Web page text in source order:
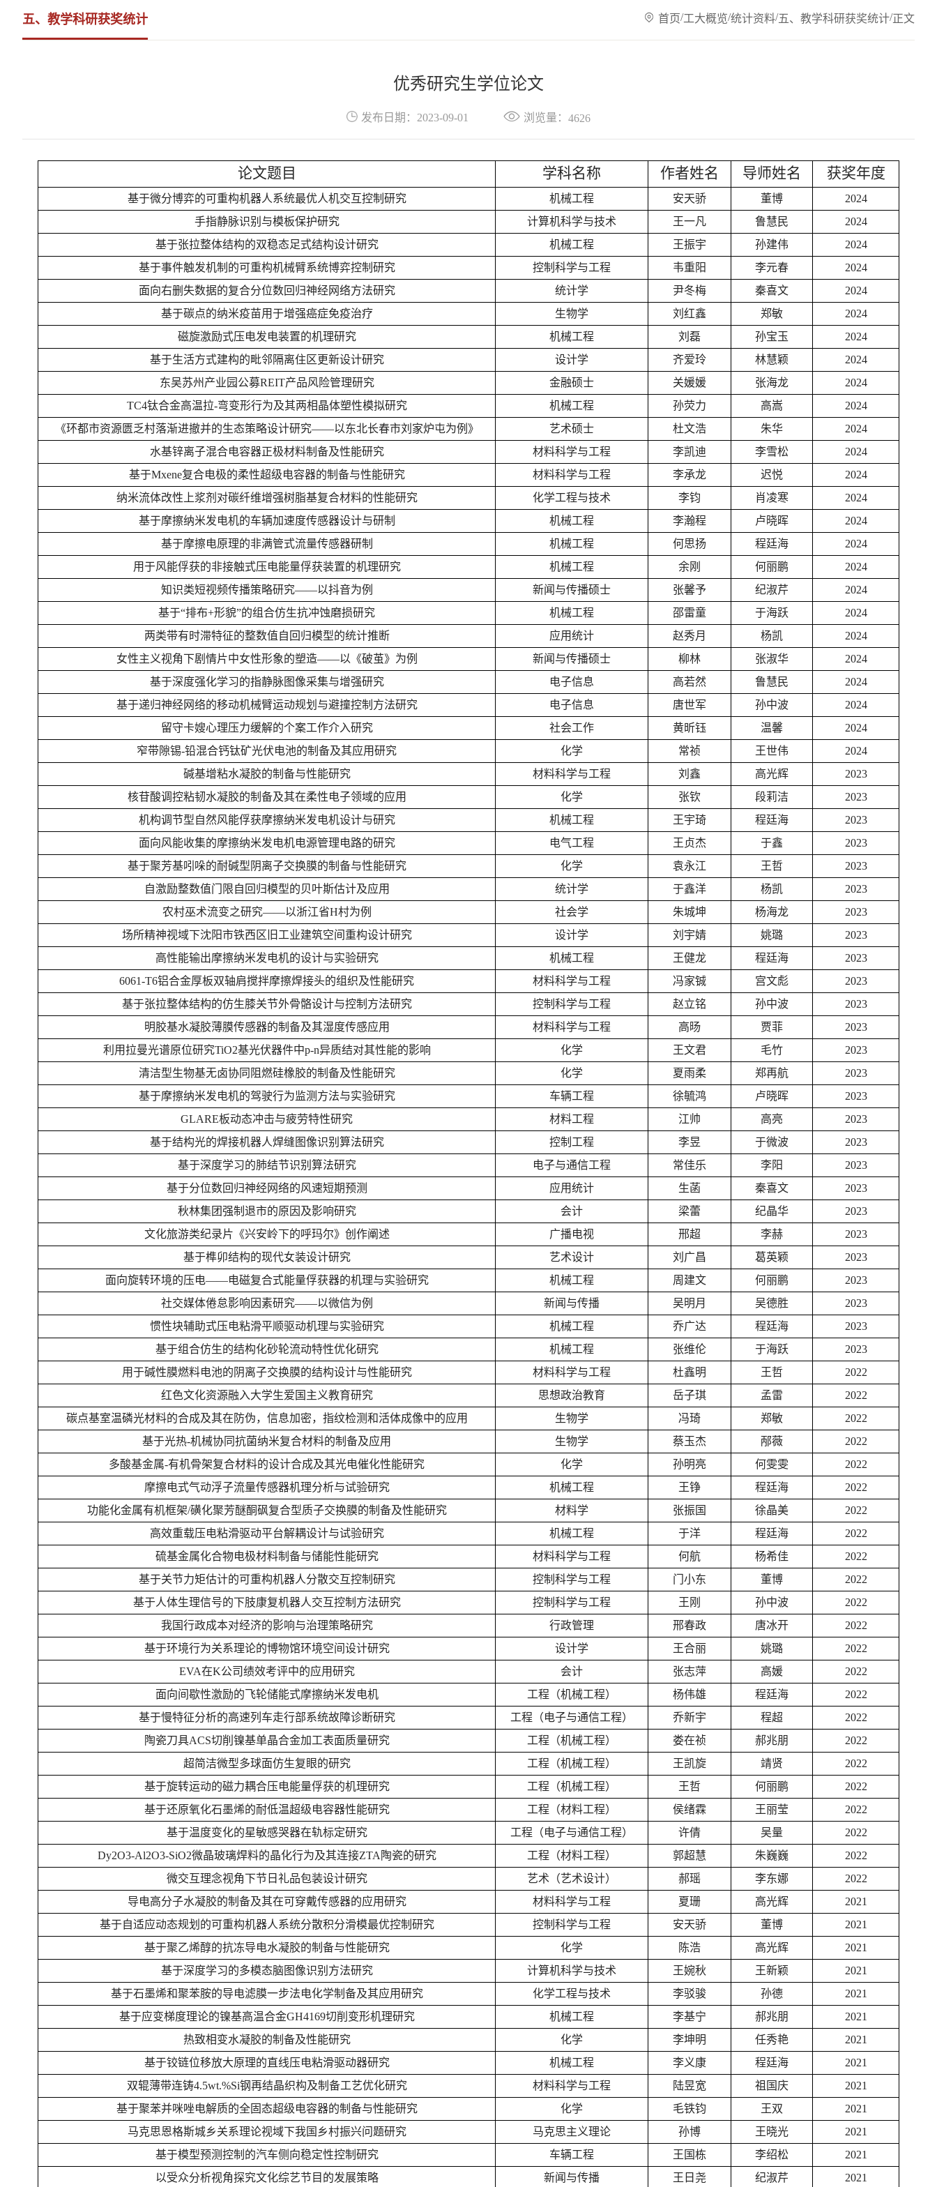
五、教学科研获奖统计 首页/工大概览/统计资料/五、教学科研获奖统计/正文
优秀研究生学位论文
发布日期：2023-09-01 浏览量： 4626
论文题目 学科名称 作者姓名 导师姓名 获奖年度
基于微分博弈的可重构机器人系统最优人机交互控制研究 机械工程 安天骄 董博
2024
手指静脉识别与模板保护研究
计算机科学与技术 王一凡 鲁慧民
2024
基于张拉整体结构的双稳态足式结构设计研究
机械工程 王振宇 孙建伟
2024
基于事件触发机制的可重构机械臂系统博弈控制研究
控制科学与工程 韦重阳 李元春
2024
面向右删失数据的复合分位数回归神经网络方法研究
统计学 尹冬梅 秦喜文
2024
基于碳点的纳米疫苗用于增强癌症免疫治疗
生物学 刘红鑫 郑敏
2024
磁旋激励式压电发电装置的机理研究
机械工程 刘磊 孙宝玉
2024
基于生活方式建构的毗邻隔离住区更新设计研究
设计学 齐爱玲 林慧颖
2024
东吴苏州产业园公募REIT产品风险管理研究
金融硕士 关媛媛 张海龙
2024
TC4钛合金高温拉-弯变形行为及其两相晶体塑性模拟研究
机械工程 孙荧力 高嵩
2024
《环都市资源匮乏村落渐进撤并的生态策略设计研究——以东北长春市刘家炉屯为例》
艺术硕士 杜文浩 朱华
2024
水基锌离子混合电容器正极材料制备及性能研究
材料科学与工程 李凯迪 李雪松
2024
基于Mxene复合电极的柔性超级电容器的制备与性能研究
材料科学与工程 李承龙 迟悦
2024
纳米流体改性上浆剂对碳纤维增强树脂基复合材料的性能研究
化学工程与技术 李钧 肖凌寒
2024
基于摩擦纳米发电机的车辆加速度传感器设计与研制
机械工程 李瀚程 卢晓晖
2024
基于摩擦电原理的非满管式流量传感器研制
机械工程 何思扬 程廷海
2024
用于风能俘获的非接触式压电能量俘获装置的机理研究
机械工程 余刚 何丽鹏
2024
知识类短视频传播策略研究——以抖音为例
新闻与传播硕士 张馨予 纪淑芹
2024
基于“排布+形貌”的组合仿生抗冲蚀磨损研究
机械工程 邵雷童 于海跃
2024
两类带有时滞特征的整数值自回归模型的统计推断
应用统计 赵秀月 杨凯
2024
女性主义视角下剧情片中女性形象的塑造——以《破茧》为例
新闻与传播硕士 柳林 张淑华
2024
基于深度强化学习的指静脉图像采集与增强研究
电子信息 高若然 鲁慧民
2024
基于递归神经网络的移动机械臂运动规划与避撞控制方法研究
电子信息 唐世军 孙中波
2024
留守卡嫂心理压力缓解的个案工作介入研究
社会工作 黄昕钰 温馨
2024
窄带隙锡-铅混合钙钛矿光伏电池的制备及其应用研究
化学 常祯 王世伟
2024
碱基增粘水凝胶的制备与性能研究
材料科学与工程 刘鑫 高光辉
2023
核苷酸调控粘韧水凝胶的制备及其在柔性电子领域的应用
化学 张钦 段莉洁
2023
机构调节型自然风能俘获摩擦纳米发电机设计与研究
机械工程 王宇琦 程廷海
2023
面向风能收集的摩擦纳米发电机电源管理电路的研究
电气工程 王贞杰 于鑫
2023
基于聚芳基吲哚的耐碱型阴离子交换膜的制备与性能研究
化学 袁永江 王哲
2023
自激励整数值门限自回归模型的贝叶斯估计及应用
统计学 于鑫洋 杨凯
2023
农村巫术流变之研究——以浙江省H村为例
社会学 朱城坤 杨海龙
2023
场所精神视域下沈阳市铁西区旧工业建筑空间重构设计研究
设计学 刘宇婧 姚璐
2023
高性能输出摩擦纳米发电机的设计与实验研究
机械工程 王健龙 程廷海
2023
6061-T6铝合金厚板双轴肩搅拌摩擦焊接头的组织及性能研究
材料科学与工程 冯家铖 宫文彪
2023
基于张拉整体结构的仿生膝关节外骨骼设计与控制方法研究
控制科学与工程 赵立铭 孙中波
2023
明胶基水凝胶薄膜传感器的制备及其湿度传感应用
材料科学与工程 高旸 贾菲
2023
利用拉曼光谱原位研究TiO2基光伏器件中p-n异质结对其性能的影响 化学 王文君 毛竹
2023
清洁型生物基无卤协同阻燃硅橡胶的制备及性能研究
化学 夏雨柔 郑再航
2023
基于摩擦纳米发电机的驾驶行为监测方法与实验研究
车辆工程 徐毓鸿 卢晓晖
2023
GLARE板动态冲击与疲劳特性研究
材料工程 江帅 高亮
2023
基于结构光的焊接机器人焊缝图像识别算法研究
控制工程 李昱 于微波
2023
基于深度学习的肺结节识别算法研究
电子与通信工程 常佳乐 李阳
2023
基于分位数回归神经网络的风速短期预测
应用统计 生菡 秦喜文
2023
秋林集团强制退市的原因及影响研究
会计 梁蕾 纪晶华
2023
文化旅游类纪录片《兴安岭下的呼玛尔》创作阐述
广播电视 邢超 李赫
2023
基于榫卯结构的现代女装设计研究
艺术设计 刘广昌 葛英颖
2023
面向旋转环境的压电——电磁复合式能量俘获器的机理与实验研究
机械工程 周建文 何丽鹏
2023
社交媒体倦怠影响因素研究——以微信为例
新闻与传播 吴明月 吴德胜
2023
惯性块辅助式压电粘滑平顺驱动机理与实验研究
机械工程 乔广达 程廷海
2023
基于组合仿生的结构化砂轮流动特性优化研究
机械工程 张维伦 于海跃
2023
用于碱性膜燃料电池的阴离子交换膜的结构设计与性能研究
材料科学与工程 杜鑫明 王哲
2022
红色文化资源融入大学生爱国主义教育研究
思想政治教育 岳子琪 孟雷
2022
碳点基室温磷光材料的合成及其在防伪，信息加密，指纹检测和活体成像中的应用
生物学 冯琦 郑敏
2022
基于光热-机械协同抗菌纳米复合材料的制备及应用
生物学 蔡玉杰 邴薇
2022
多酸基金属-有机骨架复合材料的设计合成及其光电催化性能研究
化学 孙明亮 何雯雯
2022
摩擦电式气动浮子流量传感器机理分析与试验研究
机械工程 王铮 程廷海
2022
功能化金属有机框架/磺化聚芳醚酮砜复合型质子交换膜的制备及性能研究
材料学 张振国 徐晶美
2022
高效重载压电粘滑驱动平台解耦设计与试验研究
机械工程 于洋 程廷海
2022
硫基金属化合物电极材料制备与储能性能研究
材料科学与工程 何航 杨希佳
2022
基于关节力矩估计的可重构机器人分散交互控制研究
控制科学与工程 门小东 董博
2022
基于人体生理信号的下肢康复机器人交互控制方法研究
控制科学与工程 王刚 孙中波
2022
我国行政成本对经济的影响与治理策略研究
行政管理 邢春政 唐冰开
2022
基于环境行为关系理论的博物馆环境空间设计研究
设计学 王合丽 姚璐
2022
EVA在K公司绩效考评中的应用研究
会计 张志萍 高媛
2022
面向间歇性激励的飞轮储能式摩擦纳米发电机
工程（机械工程） 杨伟雄 程廷海
2022
基于慢特征分析的高速列车走行部系统故障诊断研究
工程（电子与通信工程） 乔新宇 程超
2022
陶瓷刀具ACS切削镍基单晶合金加工表面质量研究
工程（机械工程） 娄在祯 郝兆朋
2022
超简洁微型多球面仿生复眼的研究
工程（机械工程） 王凯旋 靖贤
2022
基于旋转运动的磁力耦合压电能量俘获的机理研究
工程（机械工程） 王哲 何丽鹏
2022
基于还原氧化石墨烯的耐低温超级电容器性能研究
工程（材料工程） 侯绪霖 王丽莹
2022
基于温度变化的星敏感哭器在轨标定研究
工程（电子与通信工程） 许倩 吴量
2022
Dy2O3-Al2O3-SiO2微晶玻璃焊料的晶化行为及其连接ZTA陶瓷的研究
工程（材料工程） 郭超慧 朱巍巍
2022
微交互理念视角下节日礼品包装设计研究
艺术（艺术设计） 郝瑶 李东娜
2022
导电高分子水凝胶的制备及其在可穿戴传感器的应用研究
材料科学与工程 夏珊 高光辉
2021
基于自适应动态规划的可重构机器人系统分散积分滑模最优控制研究
控制科学与工程 安天骄 董博
2021
基于聚乙烯醇的抗冻导电水凝胶的制备与性能研究
化学 陈浩 高光辉
2021
基于深度学习的多模态脑图像识别方法研究
计算机科学与技术 王婉秋 王新颖
2021
基于石墨烯和聚苯胺的导电滤膜一步法电化学制备及其应用研究
化学工程与技术 李驳骏 孙德
2021
基于应变梯度理论的镍基高温合金GH4169切削变形机理研究
机械工程 李基宁 郝兆朋
2021
热致相变水凝胶的制备及性能研究
化学 李坤明 任秀艳
2021
基于铰链位移放大原理的直线压电粘滑驱动器研究
机械工程 李义康 程廷海
2021
双辊薄带连铸4.5wt.%Si钢再结晶织构及制备工艺优化研究
材料科学与工程 陆昱宽 祖国庆
2021
基于聚苯并咪唑电解质的全固态超级电容器的制备与性能研究
化学 毛铁钧 王双
2021
马克思恩格斯城乡关系理论视域下我国乡村振兴问题研究
马克思主义理论 孙博 王晓光
2021
基于模型预测控制的汽车侧向稳定性控制研究
车辆工程 王国栋 李绍松
2021
以受众分析视角探究文化综艺节目的发展策略
新闻与传播 王日尧 纪淑芹 2021